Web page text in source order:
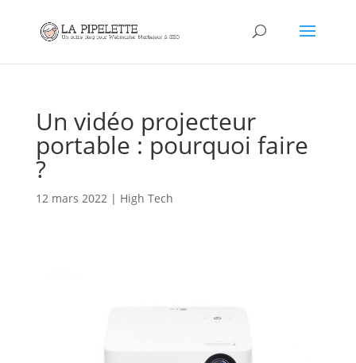
Un vidéo projecteur
portable : pourquoi faire
?
12 mars 2022| High Tech